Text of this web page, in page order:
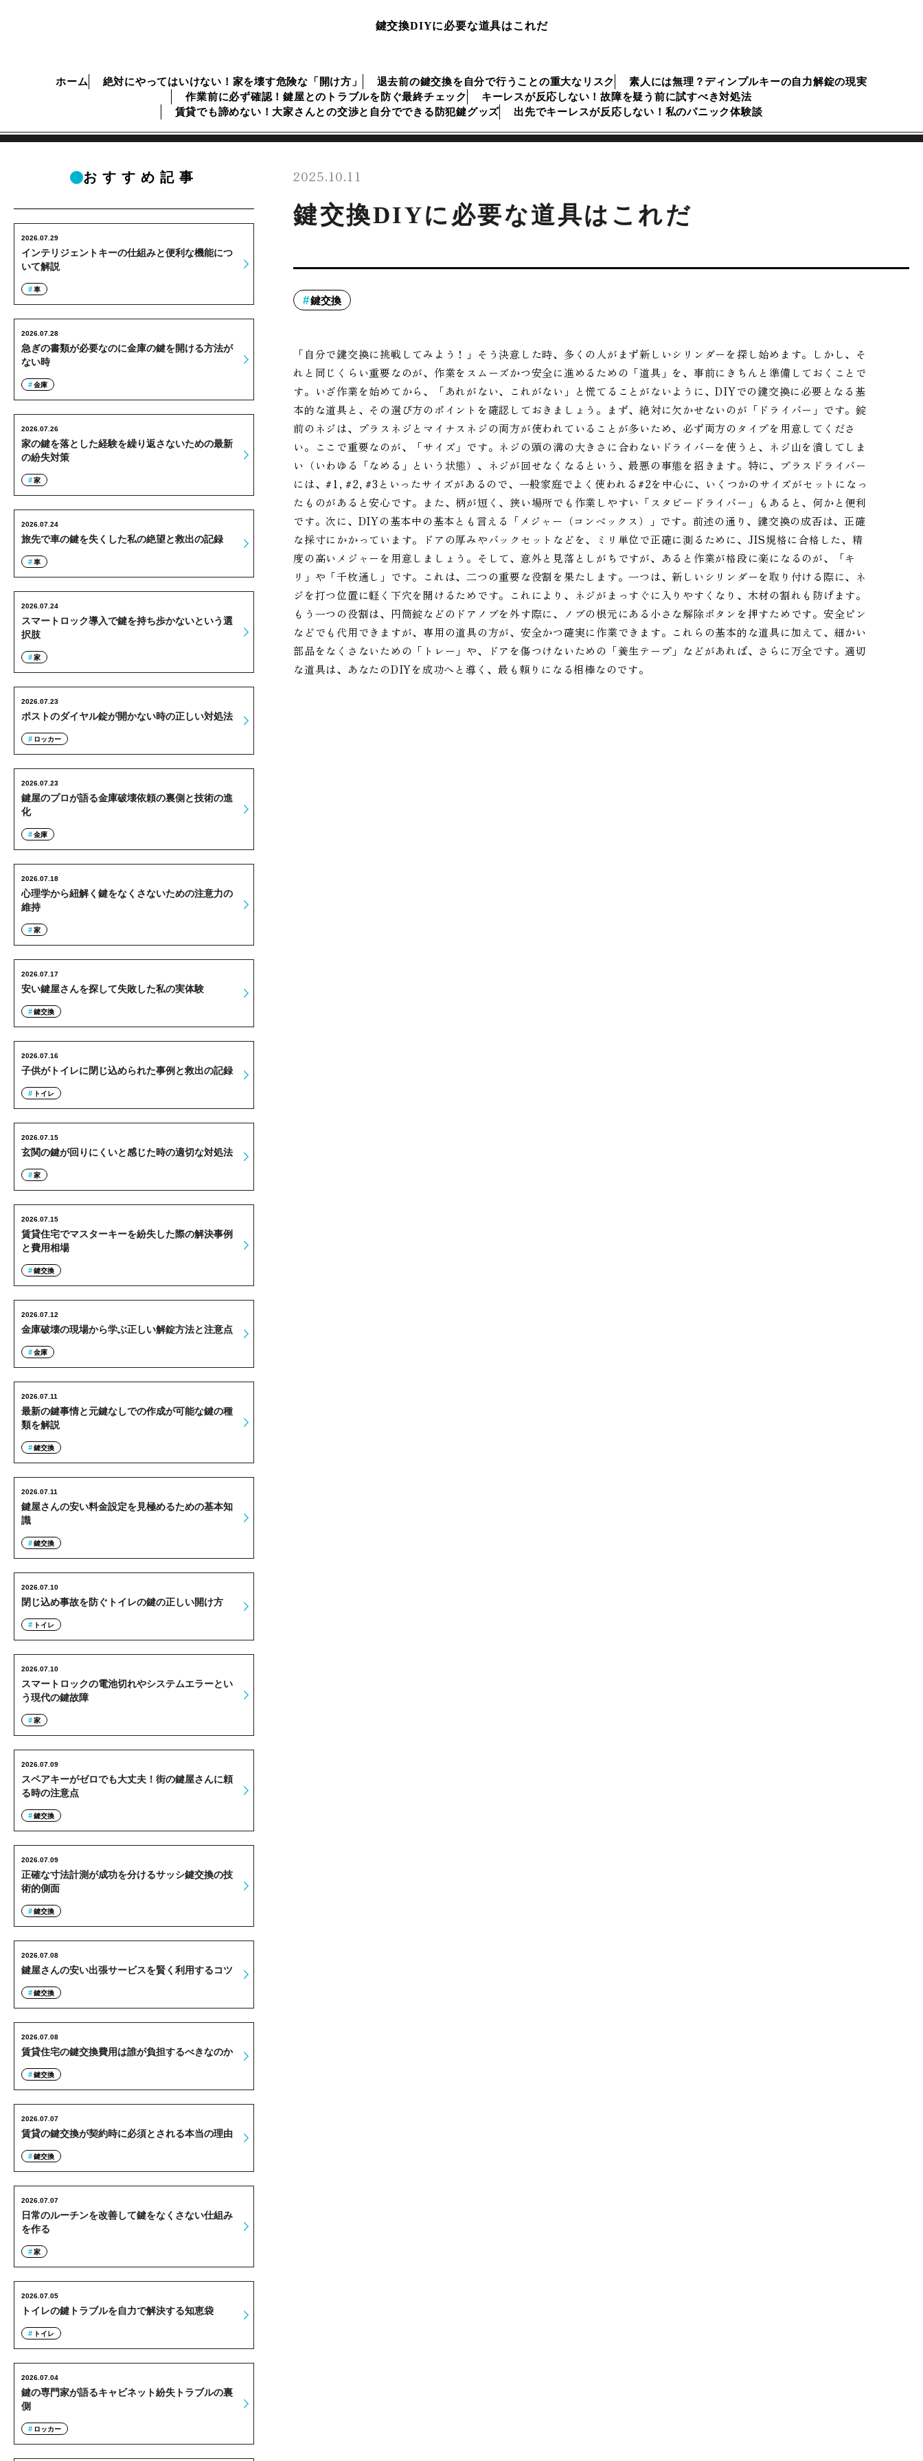
鍵交換DIYに必要な道具はこれだ
ホーム 絶対にやってはいけない！家を壊す危険な「開け方」 退去前の鍵交換を自分で行うことの重大なリスク
素人には無理？ディンプルキーの自力解錠の現実
作業前に必ず確認！鍵屋とのトラブルを防ぐ最終チェック
キーレスが反応しない！故障を疑う前に試すべき対処法
賃貸でも諦めない！大家さんとの交渉と自分でできる防犯鍵グッズ
出先でキーレスが反応しない！私のパニック体験談
2025.10.11
鍵交換DIYに必要な道具はこれだ
鍵交換
「自分で鍵交換に挑戦してみよう！」そう決意した時、多くの人がまず新しいシリンダーを探し始めます。しかし、そ
れと同じくらい重要なのが、作業をスムーズかつ安全に進めるための「道具」を、事前にきちんと準備しておくことで
す。いざ作業を始めてから、「あれがない、これがない」と慌てることがないように、DIYでの鍵交換に必要となる基
本的な道具と、その選び方のポイントを確認しておきましょう。まず、絶対に欠かせないのが「ドライバー」です。錠
前のネジは、プラスネジとマイナスネジの両方が使われていることが多いため、必ず両方のタイプを用意してくださ
い。ここで重要なのが、「サイズ」です。ネジの頭の溝の大きさに合わないドライバーを使うと、ネジ山を潰してしま
い（いわゆる「なめる」という状態）、ネジが回せなくなるという、最悪の事態を招きます。特に、プラスドライバー
には、#1, #2, #3といったサイズがあるので、一般家庭でよく使われる#2を中心に、いくつかのサイズがセットになっ
たものがあると安心です。また、柄が短く、狭い場所でも作業しやすい「スタビードライバー」もあると、何かと便利
です。次に、DIYの基本中の基本とも言える「メジャー（コンベックス）」です。前述の通り、鍵交換の成否は、正確
な採寸にかかっています。ドアの厚みやバックセットなどを、ミリ単位で正確に測るために、JIS規格に合格した、精
度の高いメジャーを用意しましょう。そして、意外と見落としがちですが、あると作業が格段に楽になるのが、「キ
リ」や「千枚通し」です。これは、二つの重要な役割を果たします。一つは、新しいシリンダーを取り付ける際に、ネ
ジを打つ位置に軽く下穴を開けるためです。これにより、ネジがまっすぐに入りやすくなり、木材の割れも防げます。
もう一つの役割は、円筒錠などのドアノブを外す際に、ノブの根元にある小さな解除ボタンを押すためです。安全ピン
などでも代用できますが、専用の道具の方が、安全かつ確実に作業できます。これらの基本的な道具に加えて、細かい
部品をなくさないための「トレー」や、ドアを傷つけないための「養生テープ」などがあれば、さらに万全です。適切
な道具は、あなたのDIYを成功へと導く、最も頼りになる相棒なのです。
おすすめ記事
インテリジェントキーの仕組みと便利な機能につ
いて解説
2026.07.29
車
急ぎの書類が必要なのに金庫の鍵を開ける方法が
ない時
2026.07.28
金庫
家の鍵を落とした経験を繰り返さないための最新
の紛失対策
2026.07.26
家
旅先で車の鍵を失くした私の絶望と救出の記録
2026.07.24
車
スマートロック導入で鍵を持ち歩かないという選
択肢
2026.07.24
家
ポストのダイヤル錠が開かない時の正しい対処法
2026.07.23
ロッカー
鍵屋のプロが語る金庫破壊依頼の裏側と技術の進
化
2026.07.23
金庫
心理学から紐解く鍵をなくさないための注意力の
維持
2026.07.18
家
安い鍵屋さんを探して失敗した私の実体験
2026.07.17
鍵交換
子供がトイレに閉じ込められた事例と救出の記録
2026.07.16
トイレ
玄関の鍵が回りにくいと感じた時の適切な対処法
2026.07.15
家
賃貸住宅でマスターキーを紛失した際の解決事例
と費用相場
2026.07.15
鍵交換
金庫破壊の現場から学ぶ正しい解錠方法と注意点
2026.07.12
金庫
最新の鍵事情と元鍵なしでの作成が可能な鍵の種
類を解説
2026.07.11
鍵交換
鍵屋さんの安い料金設定を見極めるための基本知
識
2026.07.11
鍵交換
閉じ込め事故を防ぐトイレの鍵の正しい開け方
2026.07.10
トイレ
スマートロックの電池切れやシステムエラーとい
う現代の鍵故障
2026.07.10
家
スペアキーがゼロでも大丈夫！街の鍵屋さんに頼
る時の注意点
2026.07.09
鍵交換
正確な寸法計測が成功を分けるサッシ鍵交換の技
術的側面
2026.07.09
鍵交換
鍵屋さんの安い出張サービスを賢く利用するコツ
2026.07.08
鍵交換
賃貸住宅の鍵交換費用は誰が負担するべきなのか
2026.07.08
鍵交換
賃貸の鍵交換が契約時に必須とされる本当の理由
2026.07.07
鍵交換
日常のルーチンを改善して鍵をなくさない仕組み
を作る
2026.07.07
家
トイレの鍵トラブルを自力で解決する知恵袋
2026.07.05
トイレ
鍵の専門家が語るキャビネット紛失トラブルの裏
側
2026.07.04
ロッカー